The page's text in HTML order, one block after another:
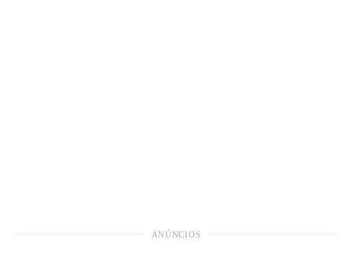
ANÚNCIOS